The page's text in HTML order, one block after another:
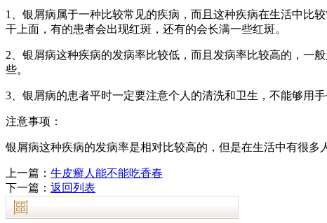
1、银屑病属于一种比较常见的疾病，而且这种疾病在生活中比
干上面，有的患者会出现红斑，还有的会长满一些红斑。
2、银屑病这种疾病的发病率比较低，而且发病率比较高的，一
些。
3、银屑病的患者平时一定要注意个人的清洗和卫生，不能够用
注意事项：
银屑病这种疾病的发病率是相对比较高的，但是在生活中有很多
上一篇： 牛皮癣人能不能吃香春
下一篇： 返回列表